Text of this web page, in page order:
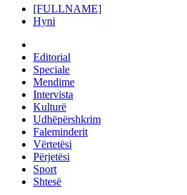
[FULLNAME]
Hyni
Editorial
Speciale
Mendime
Intervista
Kulturë
Udhëpërshkrim
Faleminderit
Vërtetësi
Përjetësi
Sport
Shtesë